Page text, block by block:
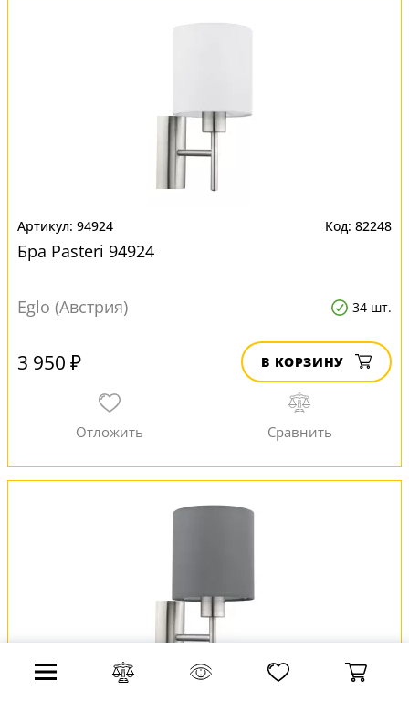
94924 82248
Бра Pasteri 94924
Eglo (Австрия) 34 шт.
3 950 ₽ В КОРЗИНУ